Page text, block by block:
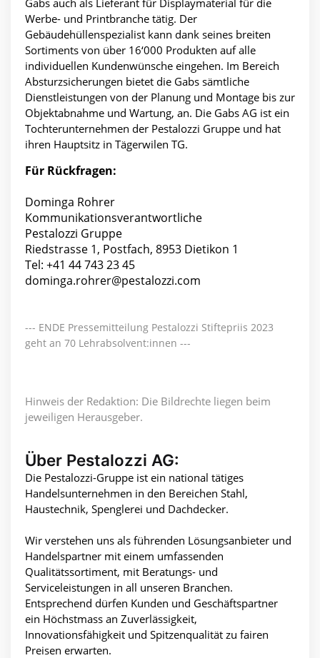
Werbe- und Printbranche tätig. Der
Gebäudehüllenspezialist kann dank seines breiten
Sortiments von über 16‘000 Produkten auf alle
individuellen Kundenwünsche eingehen. Im Bereich
Absturzsicherungen bietet die Gabs sämtliche
Dienstleistungen von der Planung und Montage bis zur
Objektabnahme und Wartung, an. Die Gabs AG ist ein
Tochterunternehmen der Pestalozzi Gruppe und hat
ihren Hauptsitz in Tägerwilen TG.
Für Rückfragen:
Dominga Rohrer
Kommunikationsverantwortliche
Pestalozzi Gruppe
Riedstrasse 1, Postfach, 8953 Dietikon 1
Tel: +41 44 743 23 45
dominga.rohrer@pestalozzi.com
--- ENDE Pressemitteilung Pestalozzi Stiftepriis 2023
geht an 70 Lehrabsolvent:innen ---
Hinweis der Redaktion: Die Bildrechte liegen beim
jeweiligen Herausgeber.
Über Pestalozzi AG:
Die Pestalozzi-Gruppe ist ein national tätiges
Handelsunternehmen in den Bereichen Stahl,
Haustechnik, Spenglerei und Dachdecker.
Wir verstehen uns als führenden Lösungsanbieter und
Handelspartner mit einem umfassenden
Qualitätssortiment, mit Beratungs- und
Serviceleistungen in all unseren Branchen.
Entsprechend dürfen Kunden und Geschäftspartner
ein Höchstmass an Zuverlässigkeit,
Innovationsfähigkeit und Spitzenqualität zu fairen
Preisen erwarten.